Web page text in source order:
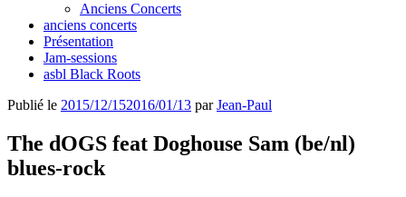
Anciens Concerts
anciens concerts
Présentation
Jam-sessions
asbl Black Roots
Publié le 2015/12/152016/01/13 parJean-Paul
The dOGS feat Doghouse Sam (be/nl)
blues-rock